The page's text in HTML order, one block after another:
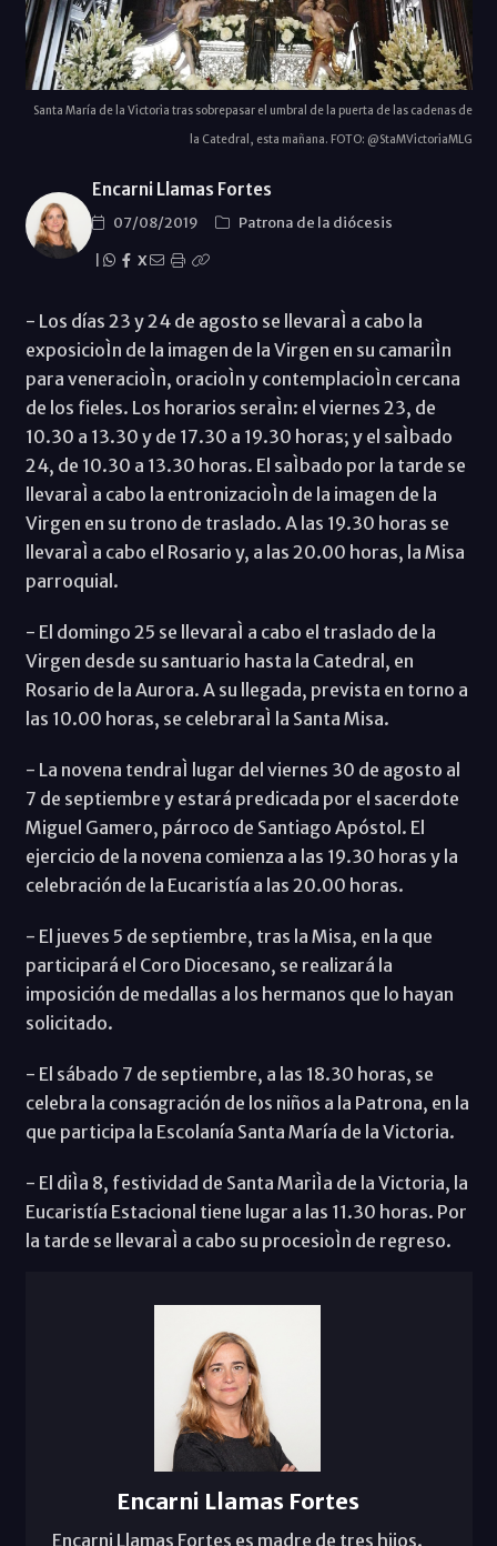
Santa María de la Victoria tras sobrepasar el umbral de la puerta de las cadenas de
la Catedral, esta mañana. FOTO: @StaMVictoriaMLG
Encarni Llamas Fortes
07/08/2019
Patrona de la diócesis
X
- Los días 23 y 24 de agosto se llevaraÌ a cabo la
exposicioÌn de la imagen de la Virgen en su camariÌn
para veneracioÌn, oracioÌn y contemplacioÌn cercana
de los fieles. Los horarios seraÌn: el viernes 23, de
10.30 a 13.30 y de 17.30 a 19.30 horas; y el saÌbado
24, de 10.30 a 13.30 horas. El saÌbado por la tarde se
llevaraÌ a cabo la entronizacioÌn de la imagen de la
Virgen en su trono de traslado. A las 19.30 horas se
llevaraÌ a cabo el Rosario y, a las 20.00 horas, la Misa
parroquial.
- El domingo 25 se llevaraÌ a cabo el traslado de la
Virgen desde su santuario hasta la Catedral, en
Rosario de la Aurora. A su llegada, prevista en torno a
las 10.00 horas, se celebraraÌ la Santa Misa.
- La novena tendraÌ lugar del viernes 30 de agosto al
7 de septiembre y estará predicada por el sacerdote
Miguel Gamero, párroco de Santiago Apóstol. El
ejercicio de la novena comienza a las 19.30 horas y la
celebración de la Eucaristía a las 20.00 horas.
- El jueves 5 de septiembre, tras la Misa, en la que
participará el Coro Diocesano, se realizará la
imposición de medallas a los hermanos que lo hayan
solicitado.
- El sábado 7 de septiembre, a las 18.30 horas, se
celebra la consagración de los niños a la Patrona, en la
que participa la Escolanía Santa María de la Victoria.
- El diÌa 8, festividad de Santa MariÌa de la Victoria, la
Eucaristía Estacional tiene lugar a las 11.30 horas. Por
la tarde se llevaraÌ a cabo su procesioÌn de regreso.
Encarni Llamas Fortes
Encarni Llamas Fortes es madre de tres hijos.